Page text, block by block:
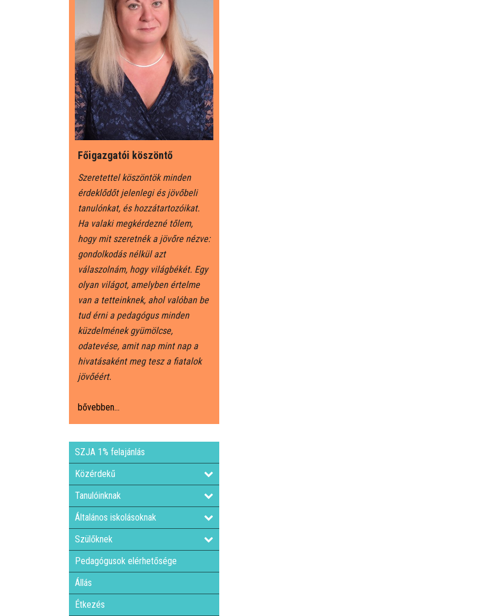
Főigazgatói köszöntő
Szeretettel köszöntök minden
érdeklődőt jelenlegi és jövőbeli
tanulónkat, és hozzátartozóikat.
Ha valaki megkérdezné tőlem,
hogy mit szeretnék a jövőre nézve:
gondolkodás nélkül azt
válaszolnám, hogy világbékét. Egy
olyan világot, amelyben értelme
van a tetteinknek, ahol valóban be
tud érni a pedagógus minden
küzdelmének gyümölcse,
odatevése, amit nap mint nap a
hivatásaként meg tesz a fiatalok
jövőéért.
bővebben...
SZJA 1% felajánlás
Közérdekű
Tanulóinknak
Általános iskolásoknak
Szülőknek
Pedagógusok elérhetősége
Állás
Étkezés